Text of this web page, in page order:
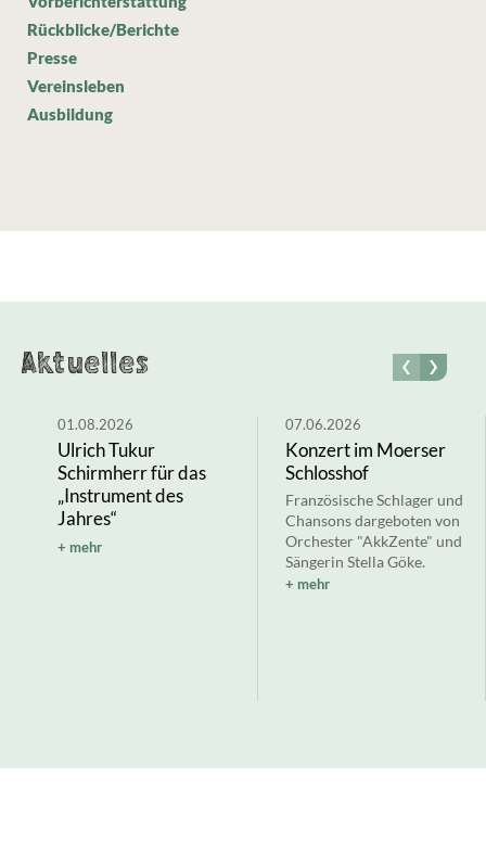
Rückblicke/Berichte
Presse
Vereinsleben
Ausbildung
Aktuelles
01.08.2026
Ulrich Tukur
Schirmherr für das
„Instrument des
Jahres“
mehr
07.06.2026
Konzert im Moerser
Schlosshof
Französische Schlager und
Chansons dargeboten von
Orchester "AkkZente" und
Sängerin Stella Göke.
mehr